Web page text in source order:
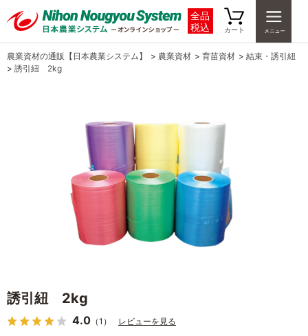
全品
税込
カート
農業資材の通販【日本農業システム】 > 農業資材 > 育苗資材 > 結束・誘引紐
> 誘引紐 2kg
誘引紐 2kg
4.0 （1） レビューを見る